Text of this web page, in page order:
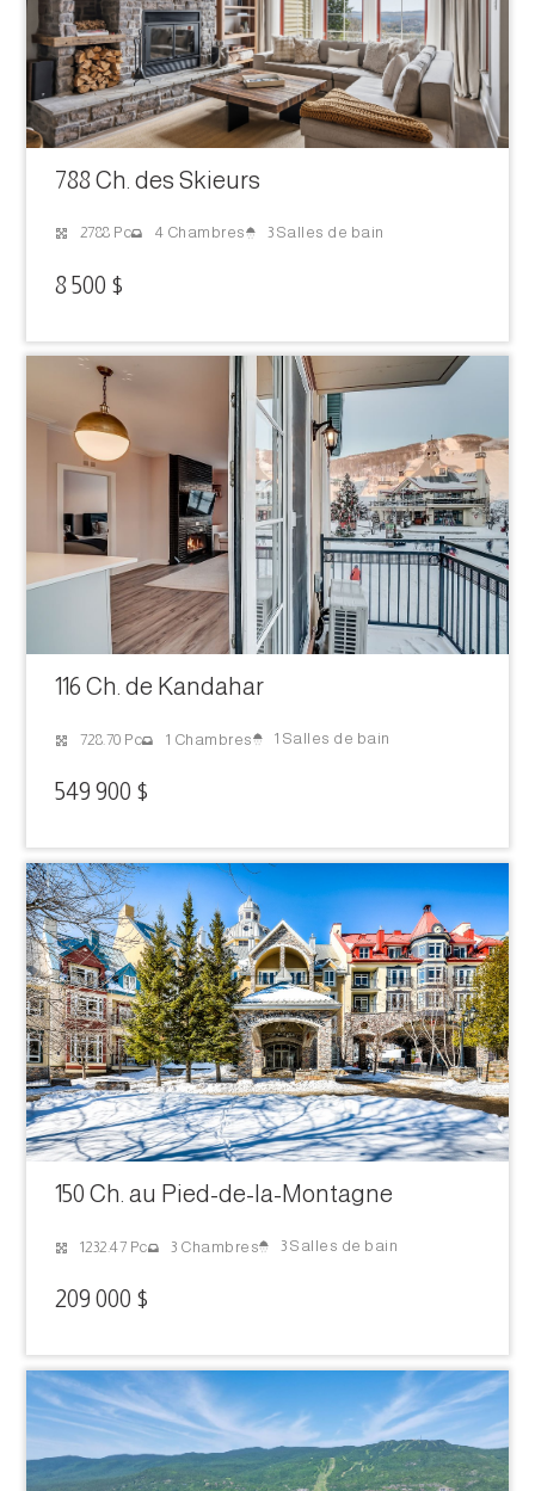
788 Ch. des Skieurs
2788 Pc 4 Chambres 3 Salles de bain
8 500 $
116 Ch. de Kandahar
728.70 Pc 1 Chambres 1 Salles de bain
549 900 $
150 Ch. au Pied-de-la-Montagne
1232.47 Pc 3 Chambres 3 Salles de bain
209 000 $